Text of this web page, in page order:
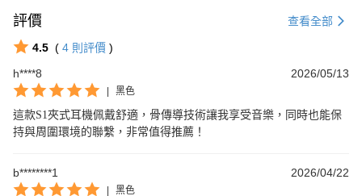
評價 查看全部
4.5 ( 4 則評價 )
h****8
2026/05/13
黑色
這款S1夾式耳機佩戴舒適，骨傳導技術讓我享受音樂，同時也能保
持與周圍環境的聯繫，非常值得推薦！
b********1 2026/04/22
黑色